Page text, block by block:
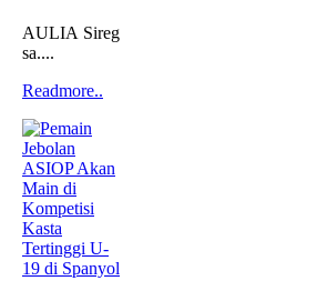
AULIA Siregar
sa....
Readmore..